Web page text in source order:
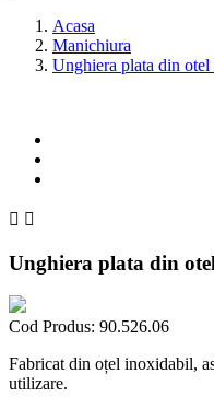
Acasa
Manichiura
Unghiera plata din
 
Unghiera plata din
Cod Produs: 90.526.06
Fabricat din oțel inoxidabil,
utilizare.